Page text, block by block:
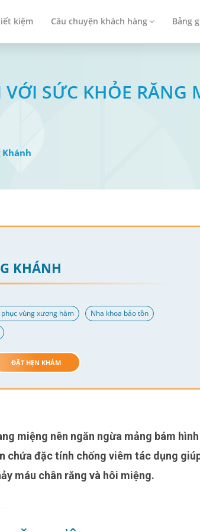
kiệm Câu chuyện khách hàng Bảng
SỨC KHỎE RĂNG
Khánh
KHÁNH
phục vùng xương hàm
Nha khoa bảo tồn
ĐẶT HẸN KHÁM
chứa đặc tính chống viêm tác dụng
máu chân răng và hôi miệng.